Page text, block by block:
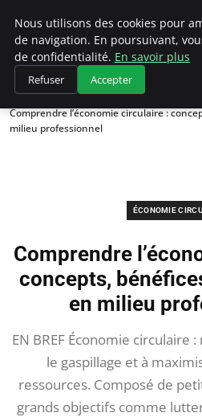
Accueil
Économie circulaire
Comprendre l’économie circulaire :
milieu professionnel
ÉCONOMIE
Comprendre
concepts,
en milieu
EN BREF Économie circulaire
le gaspillage et à
ressources. Composé de
grands objectifs comme
Nous utilisons des cookies pour
de navigation. En poursuivant,
de confidentialité. En savoir plus
Refuser Accepter